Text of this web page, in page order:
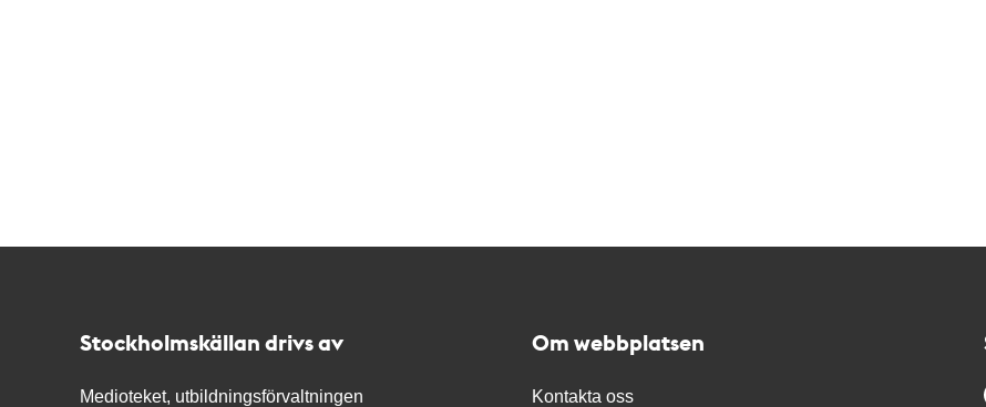
Stockholmskällan drivs av
Medioteket, utbildningsförvaltningen
Om webbplatsen
Kontakta oss